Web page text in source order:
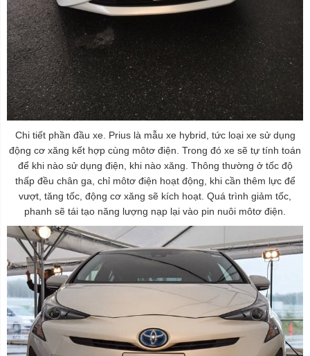
Chi tiết phần đầu xe. Prius là mẫu xe hybrid, tức loại xe sử dụng
động cơ xăng kết hợp cùng môtơ điện. Trong đó xe sẽ tự tính toán
để khi nào sử dụng điện, khi nào xăng. Thông thường ở tốc độ
thấp đều chân ga, chỉ môtơ điện hoạt động, khi cần thêm lực để
vượt, tăng tốc, động cơ xăng sẽ kích hoạt. Quá trình giảm tốc,
phanh sẽ tái tạo năng lượng nạp lại vào pin nuôi môtơ điện.